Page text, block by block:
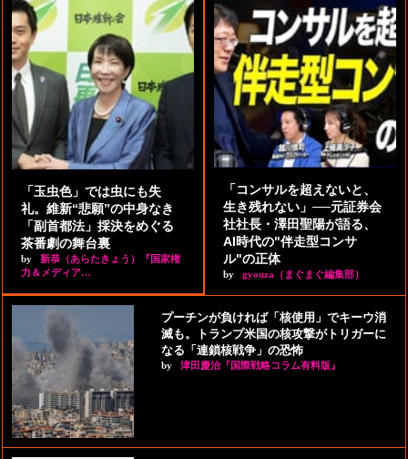
「玉虫色」では虫にも失
礼。維新“悲願”の中身なき
「副首都法」採決をめぐる
茶番劇の舞台裏
by
新恭（あらたきょう）『国家権
力＆メディア…
「コンサルを超えないと、
生き残れない」──元証券会
社社長・澤田聖陽が語る、
AI時代の"伴走型コンサ
ル"の正体
by gyouza（まぐまぐ編集部）
プーチンが負ければ「核使用」でキーウ消
滅も。トランプ米国の核攻撃がトリガーに
なる「連鎖核戦争」の恐怖
by 津田慶治『国際戦略コラム有料版』